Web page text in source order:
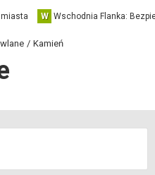
W Wschodnia Flanka:
Kamień